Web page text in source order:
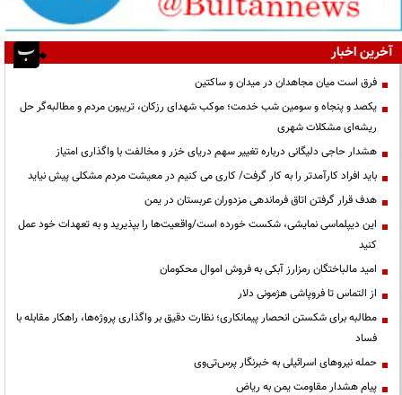
آخرین اخبار
فرق است میان مجاهدان در میدان و ساکتین
یکصد و پنجاه و سومین شب خدمت؛ موکب شهدای رزکان، تریبون مردم و مطالبه‌گر حل
ریشه‌ای مشکلات شهری
هشدار حاجی دلیگانی درباره تغییر سهم دریای خزر و مخالفت با واگذاری امتیاز
باید افراد کارآمدتر را به کار گرفت/ کاری می کنیم در معیشت مردم مشکلی پیش نیاید
هدف قرار گرفتن اتاق‌ فرماندهی مزدوران عربستان در یمن
این دیپلماسی نمایشی، شکست خورده است/واقعیت‌ها را بپذیرید و به تعهدات خود عمل
کنید
امید مالباختگان رمزارز آبکی به فروش اموال محکومان
از التماس تا فروپاشی هژمونی دلار
مطالبه برای شکستن انحصار پیمانکاری؛ نظارت دقیق بر واگذاری پروژه‌ها، راهکار مقابله با
فساد
حمله نیروهای اسرائیلی به خبرنگار پرس‌تی‌وی
پیام هشدار مقاومت یمن به ریاض